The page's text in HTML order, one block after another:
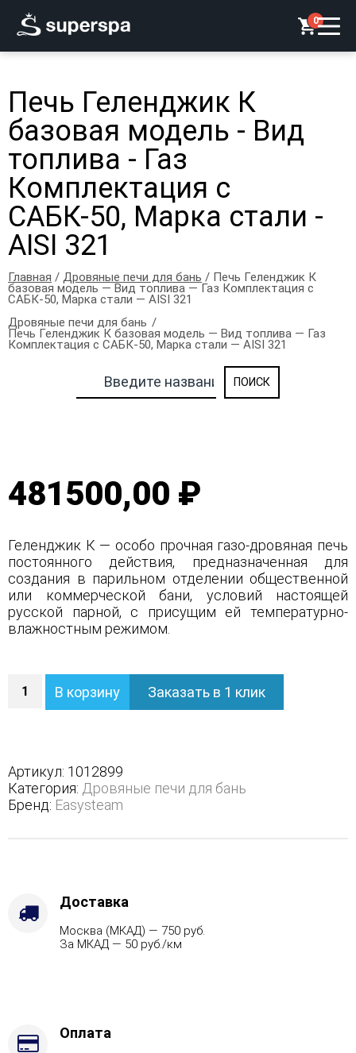
0
Печь Геленджик К
базовая модель - Вид
топлива - Газ
Комплектация с
САБК-50, Марка стали -
AISI 321
Главная / Дровяные печи для бань / Печь Геленджик К
базовая модель — Вид топлива — Газ Комплектация с
САБК-50, Марка стали — AISI 321
Дровяные печи для бань
Печь Геленджик К базовая модель — Вид топлива — Газ
Комплектация с САБК-50, Марка стали — AISI 321
481500,00 ₽
Геленджик К — особо прочная газо-дровяная печь
постоянного действия, предназначенная для
создания в парильном отделении общественной
или коммерческой бани, условий настоящей
русской парной, с присущим ей температурно-
влажностным режимом.
Печь
Геленджик
модель
-
Вид
топлива
САБК-50,
Марка
В корзину Заказать в 1 клик
Артикул: 1012899
Категория: Дровяные печи для бань
Бренд: Easysteam
Доставка
Москва (МКАД) — 750 руб.
За МКАД — 50 руб./км
Оплата